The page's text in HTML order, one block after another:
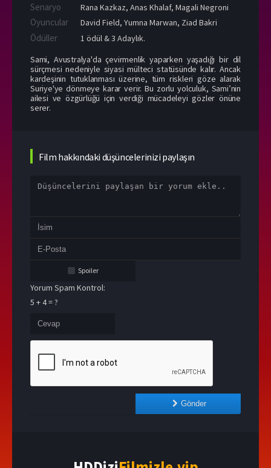
Senaryo Rana Kazkaz, Anas Khalaf, Magali Negroni
Oyuncular David Field, Yumna Marwan, Ziad Bakri
Ödüller
1 ödül & 3 Adaylık.
Sami, Avustralya'da çevirmenlik yaparken yaşadığı bir dil
sürçmesi nedeniyle siyasi mülteci statüsünde kalır. Ancak
kardeşinin tutuklanması üzerine, tüm riskleri göze alarak
Suriye'ye dönmeye karar verir. Bu zorlu yolculuk, Sami’nin
ailesi ve özgürlüğü için verdiği mücadeleyi gözler önüne
serer.
Film hakkındaki düşüncelerinizi paylaşın
Spoiler
Yorum Spam Kontrol:
5 + 4 = ?
Gönder